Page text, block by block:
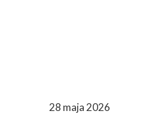
28 maja 2026